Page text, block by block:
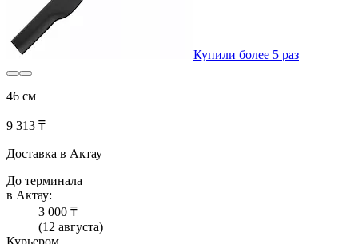
Купили более 5 раз
46 см
9 313 ₸
Доставка в Актау
До терминала
в Актау:
3 000 ₸
(12 августа)
Курьером